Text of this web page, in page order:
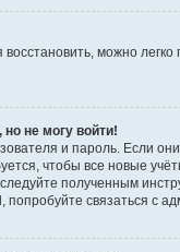
восстановить, можно
но не могу войти!
и пароль. Если
чтобы все новые
полученным
связаться с